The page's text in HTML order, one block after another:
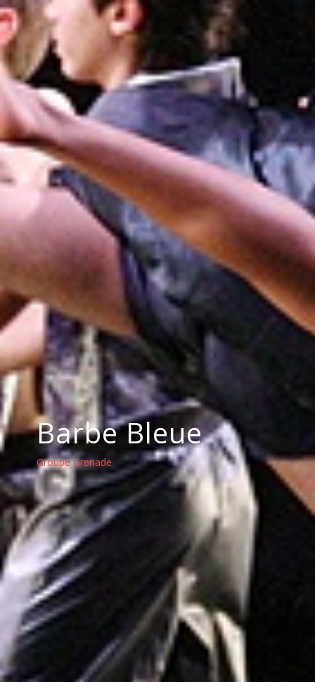
Barbe Bleue
Groupe Grenade